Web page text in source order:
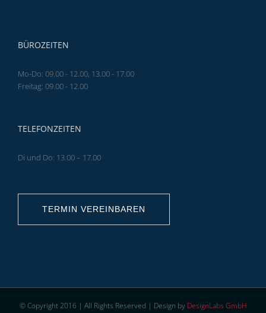
BÜROZEITEN
Mo-Do: 09.00 - 12.00, 13.00 - 17.00
Freitag: 09.00 - 12.00
TELEFONZEITEN
Di und Do: 13.00 – 17.00
TERMIN VEREINBAREN
© Copyright 2016 | All Rights Reserved | Design by DesignLabs GmbH